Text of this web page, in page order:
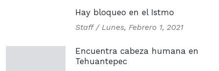
Hay bloqueo en el Istmo
Staff / Lunes, Febrero 1, 2021
Encuentra cabeza humana en
Tehuantepec